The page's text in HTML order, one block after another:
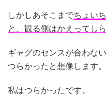
しかしあそこまでちょい
と、観る側はかえってし
ギャグのセンスが合わな
つらかったと想像します。
私はつらかったです。